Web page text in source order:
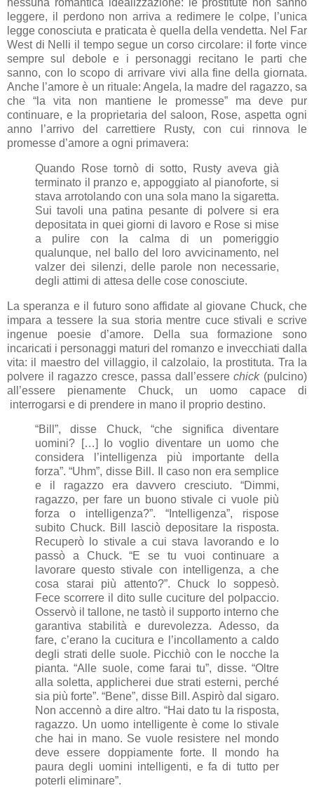
leggere, il perdono non arriva a redimere le colpe, l’unica
legge conosciuta e praticata è quella della vendetta. Nel Far
West di Nelli il tempo segue un corso circolare: il forte vince
sempre sul debole e i personaggi recitano le parti che
sanno, con lo scopo di arrivare vivi alla fine della giornata.
Anche l’amore è un rituale: Angela, la madre del ragazzo, sa
che “la vita non mantiene le promesse” ma deve pur
continuare, e la proprietaria del saloon, Rose, aspetta ogni
anno l’arrivo del carrettiere Rusty, con cui rinnova le
promesse d’amore a ogni primavera:
Quando Rose tornò di sotto, Rusty aveva già
terminato il pranzo e, appoggiato al pianoforte, si
stava arrotolando con una sola mano la sigaretta.
Sui tavoli una patina pesante di polvere si era
depositata in quei giorni di lavoro e Rose si mise
a pulire con la calma di un pomeriggio
qualunque, nel ballo del loro avvicinamento, nel
valzer dei silenzi, delle parole non necessarie,
degli attimi di attesa delle cose conosciute.
La speranza e il futuro sono affidate al giovane Chuck, che
impara a tessere la sua storia mentre cuce stivali e scrive
ingenue poesie d’amore. Della sua formazione sono
incaricati i personaggi maturi del romanzo e invecchiati dalla
vita: il maestro del villaggio, il calzolaio, la prostituta. Tra la
polvere il ragazzo cresce, passa dall’esserechick(pulcino)
all’essere pienamente Chuck, un uomo capace di
interrogarsi e di prendere in mano il proprio destino.
“Bill”, disse Chuck, “che significa diventare
uomini? […] Io voglio diventare un uomo che
considera l’intelligenza più importante della
forza”. “Uhm”, disse Bill. Il caso non era semplice
e il ragazzo era davvero cresciuto. “Dimmi,
ragazzo, per fare un buono stivale ci vuole più
forza o intelligenza?”. “Intelligenza”, rispose
subito Chuck. Bill lasciò depositare la risposta.
Recuperò lo stivale a cui stava lavorando e lo
passò a Chuck. “E se tu vuoi continuare a
lavorare questo stivale con intelligenza, a che
cosa starai più attento?”. Chuck lo soppesò.
Fece scorrere il dito sulle cuciture del polpaccio.
Osservò il tallone, ne tastò il supporto interno che
garantiva stabilità e durevolezza. Adesso, da
fare, c’erano la cucitura e l’incollamento a caldo
degli strati delle suole. Picchiò con le nocche la
pianta. “Alle suole, come farai tu”, disse. “Oltre
alla soletta, applicherei due strati esterni, perché
sia più forte”. “Bene”, disse Bill. Aspirò dal sigaro.
Non accennò a dire altro. “Hai dato tu la risposta,
ragazzo. Un uomo intelligente è come lo stivale
che hai in mano. Se vuole resistere nel mondo
deve essere doppiamente forte. Il mondo ha
paura degli uomini intelligenti, e fa di tutto per
poterli eliminare”.